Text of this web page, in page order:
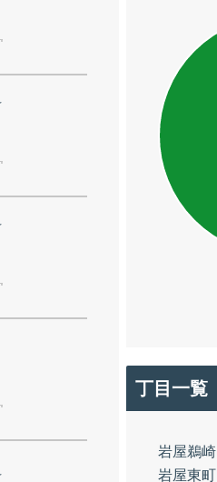
丁目一覧
岩屋鵜崎
岩屋東町